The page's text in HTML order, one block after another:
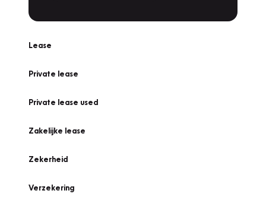
Lease
Private lease
Private lease used
Zakelijke lease
Zekerheid
Verzekering